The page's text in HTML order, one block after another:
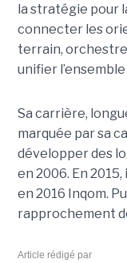
la stratégie pour
connecter les
terrain,
unifier
Sa carrière,
marquée par sa
développer des
en 2006. En
en 2016 Inqom.
rapprochement
Article rédigé par